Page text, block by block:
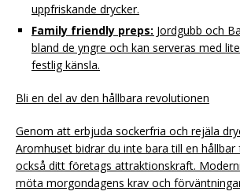
uppfriskande drycker.
Family friendly preps: Jordgubb och
bland de yngre och kan serveras med
festlig känsla.
Bli en del av den hållbara revolutionen
Genom att erbjuda sockerfria och rejäla
Aromhuset bidrar du inte bara till en
också ditt företags attraktionskraft.
möta morgondagens krav och